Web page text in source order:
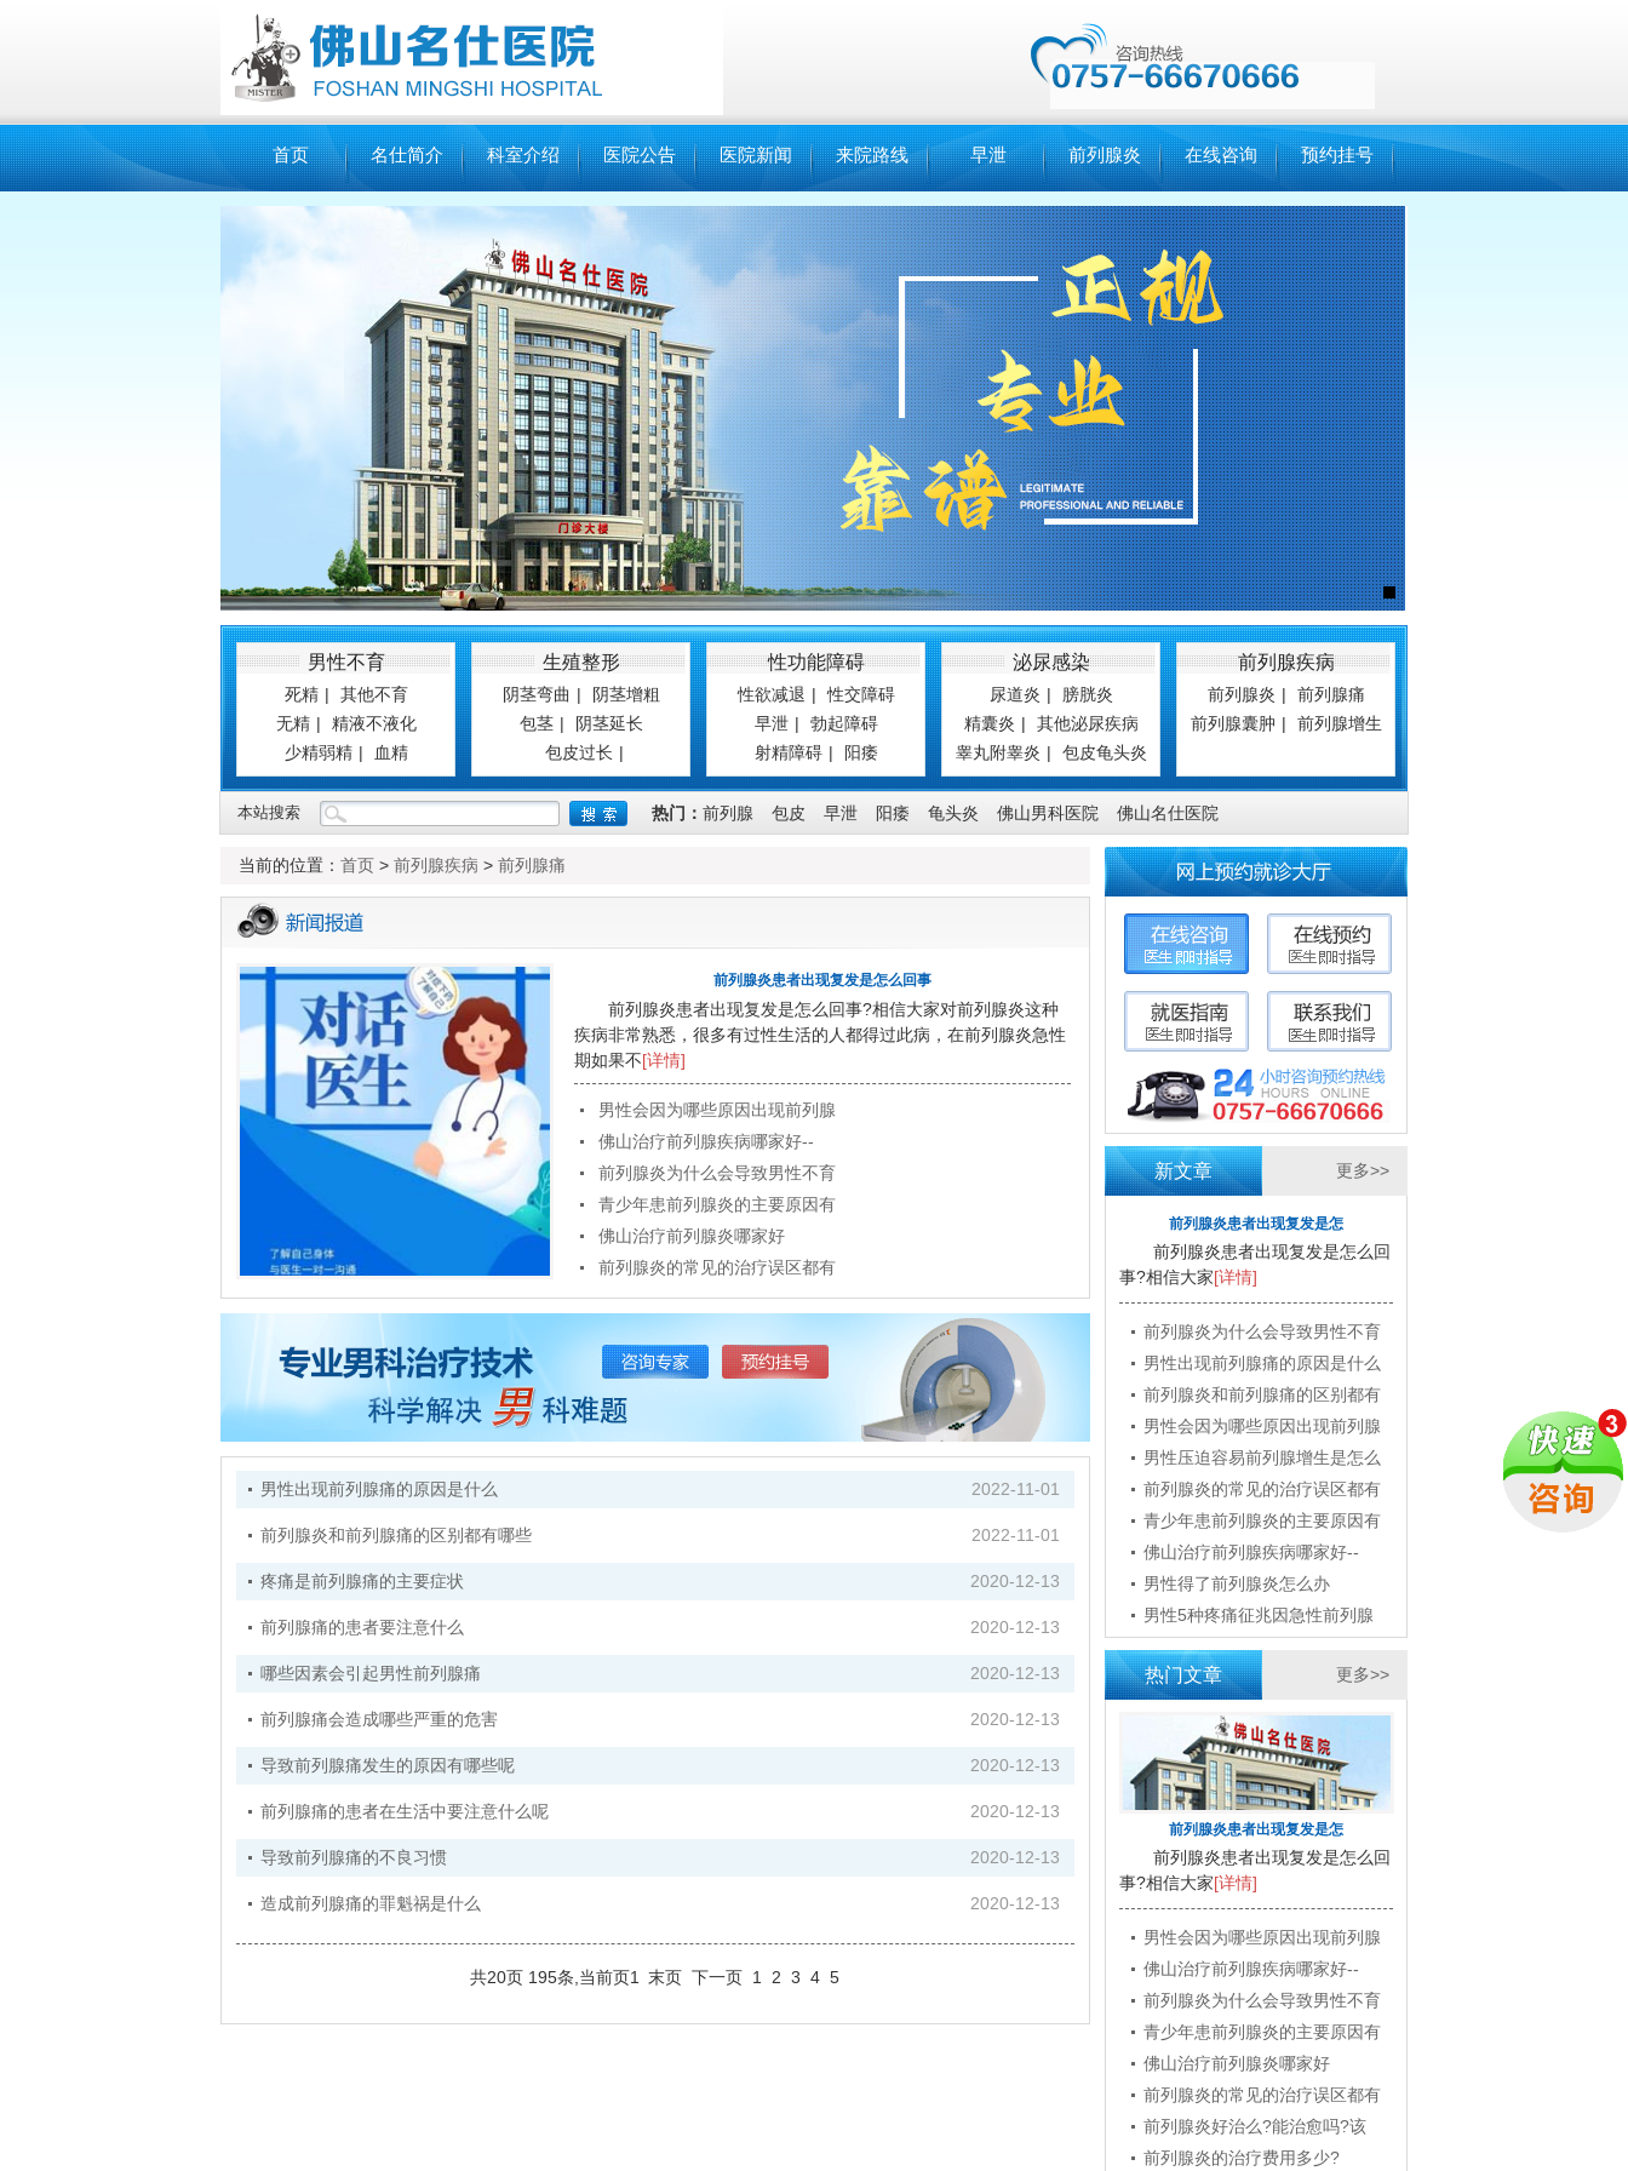
首页 名仕简介 科室介绍 医院公告 医院新闻 来院路线 早泄 前列腺炎 在线咨询 预约挂号
看男科到名仕
null
男性不育
死精 |
其他不育
无精 |
精液不液化
少精弱精 | 血精
生殖整形
阴茎弯曲 |
阴茎增粗
包茎 |
阴茎延长
包皮过长 |
性功能障碍
性欲减退 | 性交障碍
早泄 |
勃起障碍
射精障碍 | 阳痿
泌尿感染
尿道炎 |
膀胱炎
精囊炎 |
其他泌尿疾病
睾丸附睾炎 | 包皮龟头炎
前列腺疾病
前列腺炎 |
前列腺痛
前列腺囊肿 | 前列腺增生
本站搜索 热门： 前列腺 包皮 早泄 阳痿 龟头炎 佛山男科医院 佛山名仕医院
当前的位置： 首页 > 前列腺疾病 > 前列腺痛
前列腺炎患者出现复发是怎么回事
前列腺炎患者出现复发是怎么回事?相信大家对前列腺炎这种
疾病非常熟悉，很多有过性生活的人都得过此病，在前列腺炎急性
期如果不[详情]
男性会因为哪些原因出现前列腺
佛山治疗前列腺疾病哪家好--
前列腺炎为什么会导致男性不育
青少年患前列腺炎的主要原因有
佛山治疗前列腺炎哪家好
前列腺炎的常见的治疗误区都有
2022-11-01
男性出现前列腺痛的原因是什么
2022-11-01
前列腺炎和前列腺痛的区别都有哪些
2020-12-13
疼痛是前列腺痛的主要症状
2020-12-13
前列腺痛的患者要注意什么
2020-12-13
哪些因素会引起男性前列腺痛
2020-12-13
前列腺痛会造成哪些严重的危害
2020-12-13
导致前列腺痛发生的原因有哪些呢
2020-12-13
前列腺痛的患者在生活中要注意什么呢
2020-12-13
导致前列腺痛的不良习惯
2020-12-13
造成前列腺痛的罪魁祸是什么
共20页 195条,当前页1 末页 下一页 1 2 3 4 5
更多>>
新文章
前列腺炎患者出现复发是怎
前列腺炎患者出现复发是怎么回
事?相信大家[详情]
前列腺炎为什么会导致男性不育
男性出现前列腺痛的原因是什么
前列腺炎和前列腺痛的区别都有
男性会因为哪些原因出现前列腺
男性压迫容易前列腺增生是怎么
前列腺炎的常见的治疗误区都有
青少年患前列腺炎的主要原因有
佛山治疗前列腺疾病哪家好--
男性得了前列腺炎怎么办
男性5种疼痛征兆因急性前列腺
更多>>
热门文章
前列腺炎患者出现复发是怎
前列腺炎患者出现复发是怎么回
事?相信大家[详情]
男性会因为哪些原因出现前列腺
佛山治疗前列腺疾病哪家好--
前列腺炎为什么会导致男性不育
青少年患前列腺炎的主要原因有
佛山治疗前列腺炎哪家好
前列腺炎的常见的治疗误区都有
前列腺炎好治么?能治愈吗?该
前列腺炎的治疗费用多少?